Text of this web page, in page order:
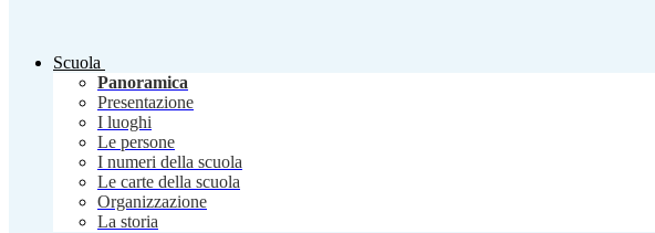
Scuola
Panoramica
Presentazione
I luoghi
Le persone
I numeri della scuola
Le carte della scuola
Organizzazione
La storia